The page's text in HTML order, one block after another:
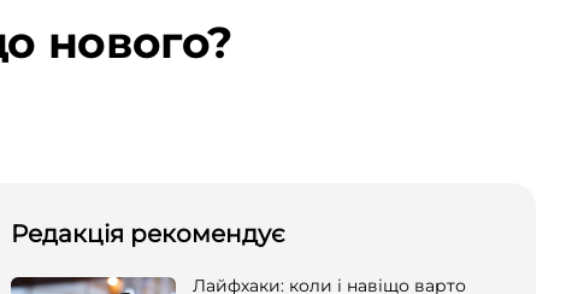
нового?
Редакція рекомендує
Лайфхаки: коли і навіщо варто